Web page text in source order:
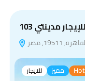
مصر
للايجار مميز Hot